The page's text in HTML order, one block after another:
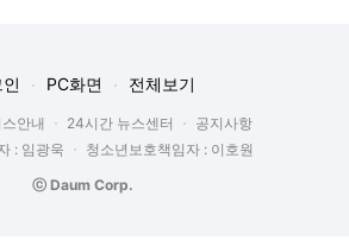
PC화면 전체보기
안내 24시간 뉴스센터
공지사항
: 임광욱
청소년보호책임자 : 이호원
ⓒ Daum Corp.